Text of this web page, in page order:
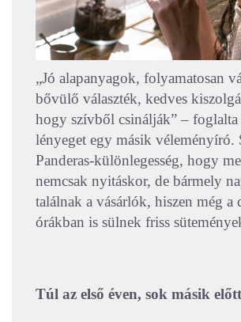
„Jó alapanyagok, folyamatosan
bővülő választék, kedves
hogy szívből csinálják” – foglalta
lényeget egy másik véleményíró.
Panderas-különlegesség, hogy
nemcsak nyitáskor, de bármely
találnak a vásárlók, hiszen még a
órákban is sülnek friss
Túl az első éven, sok másik